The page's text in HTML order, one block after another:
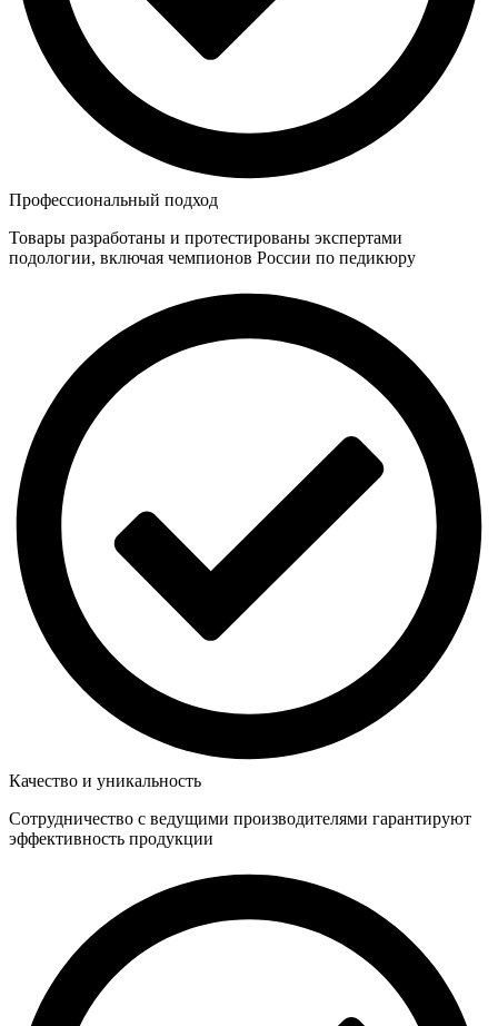
Профессиональный подход
Товары разработаны и протестированы экспертами
подологии, включая чемпионов России по педикюру
Качество и уникальность
Сотрудничество с ведущими производителями гарантируют
эффективность продукции